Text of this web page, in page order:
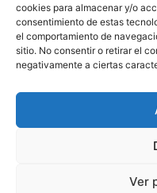
cookies para almacenar y/o
consentimiento de estas
el comportamiento de
sitio. No consentir o retirar el
negativamente a ciertas
Ver
SERVICIOS
Garantía
Preguntas